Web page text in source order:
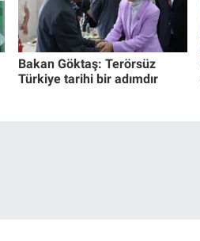
Bakan Göktaş: Terörsüz
Türkiye tarihi bir adımdır